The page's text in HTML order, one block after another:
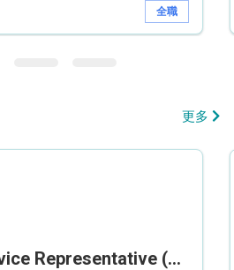
全職
更多
Customer Service Representative (Airport)